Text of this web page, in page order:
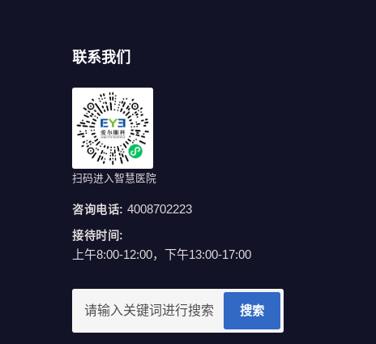
联系我们
扫码进入智慧医院
咨询电话: 4008702223
接待时间:
上午8:00-12:00，下午13:00-17:00
搜索